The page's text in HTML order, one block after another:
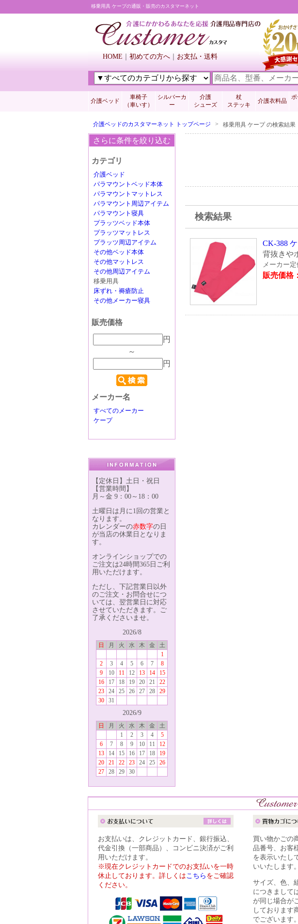
移乗用具 ケープの通販・販売のカスタマーネット
HOME 初めての方へ お支払・送料
介護ベッド
車椅子
（車いす）
シルバーカ
ー
介護
シューズ
杖
ステッキ
介護衣料品
介護ベッドのカスタマーネット トップページ > 移乗用具 ケープ の検索結果
さらに条件を絞り込む
カテゴリ
介護ベッド
パラマウントベッド本体
パラマウントマットレス
パラマウント周辺アイテム
パラマウント寝具
プラッツベッド本体
プラッツマットレス
プラッツ周辺アイテム
その他ベッド本体
その他マットレス
その他周辺アイテム
移乗用具
床ずれ・褥瘡防止
その他メーカー寝具
販売価格
円
～
円
メーカー名
すべてのメーカー
ケープ
【定休日】土日・祝日
【営業時間】
月～金 9：00～18：00
土曜日は月に1回の営業と
なります。
カレンダーの赤数字の日
が当店の休業日となりま
す。
オンラインショップでの
ご注文は24時間365日ご利
用いただけます。
ただし、下記営業日以外
のご注文・お問合せにつ
いては、翌営業日に対応
させていただきます。ご
了承くださいませ。
2026/8
日 月 火 水 木 金
土
1
2
3 4 5 6 7
8
9
10 11 12 13 14
15
16
17 18 19 20 21
22
23
24 25 26 27 28
29
30
31
2026/9
日 月 火 水 木 金
土
1
2 3 4
5
6
7 8 9 10 11
12
13
14 15 16 17 18
19
20
21 22 23 24 25
26
27
28 29 30
検索結果
CK-388
背抜きや
メーカー定
販売価格：
お支払いは、クレジットカード、銀行振込、
代金引換（一部商品）、コンビニ決済がご利
用いただけます。
※現在クレジットカードでのお支払いを一時
休止しております。詳しくはこちら をご確認
ください。
買い物かごの
品番号、お客
を表示いたし
いいたします。
サイズ、色、
につきまして
が同じ場合が
しております
でございます